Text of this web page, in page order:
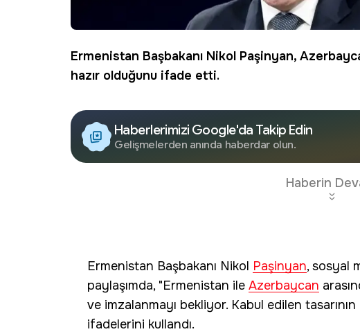
Ermenistan Başbakanı Nikol Paşinyan,
hazır olduğunu ifade etti.
Haberlerimizi Google'da Takip Edin
Gelişmelerden anında haberdar olun.
Haberin
Ermenistan Başbakanı Nikol Paşinyan, sosyal
paylaşımda, "Ermenistan ile Azerbaycan
ve imzalanmayı bekliyor. Kabul edilen tasarının
ifadelerini kullandı.